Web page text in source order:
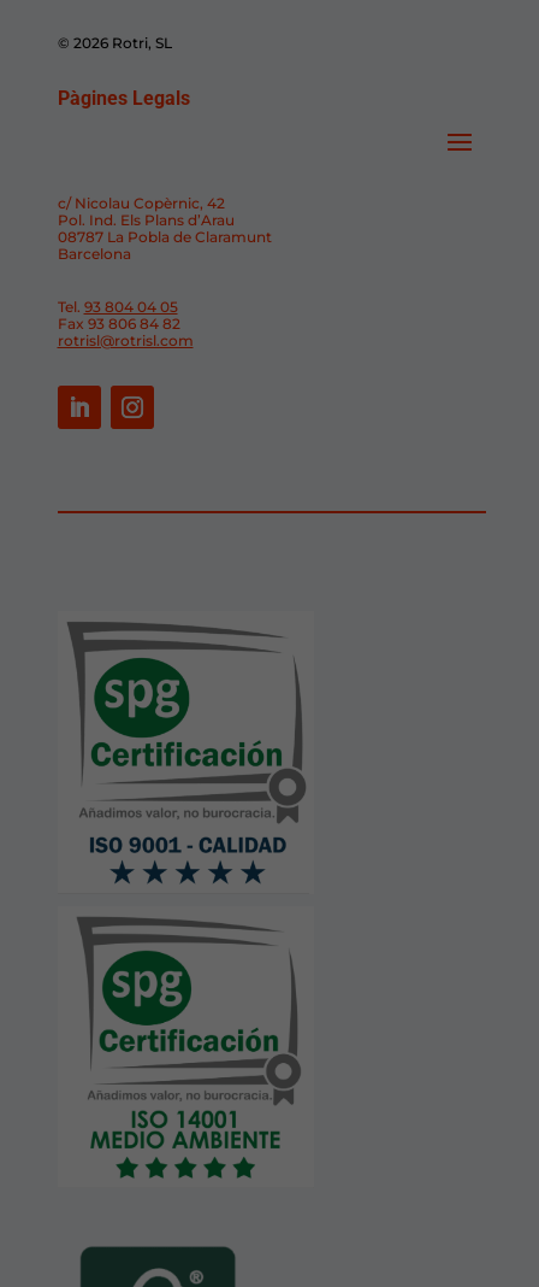
© 2026 Rotri, SL
Pàgines Legals
c/ Nicolau Copèrnic, 42
Pol. Ind. Els Plans d’Arau
08787 La Pobla de Claramunt
Barcelona
Tel. 93 804 04 05
Fax 93 806 84 82
rotrisl@rotrisl.com